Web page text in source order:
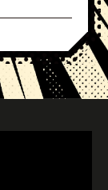
光大使
谷和希】選
園多目的